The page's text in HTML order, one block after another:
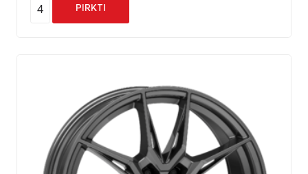
4 PIRKTI